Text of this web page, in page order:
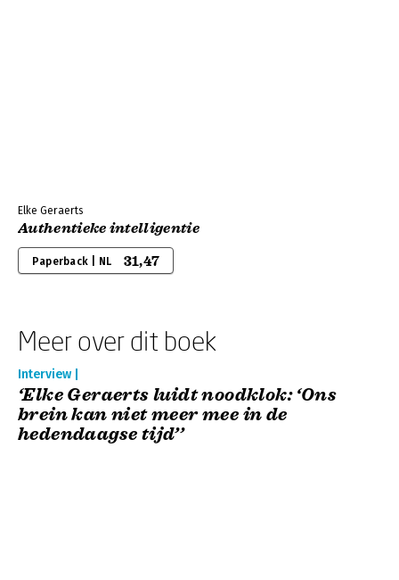
Elke Geraerts
Authentieke intelligentie
Paperback | NL 31,47
Meer over dit boek
Interview |
‘Elke Geraerts luidt noodklok: ‘Ons
brein kan niet meer mee in de
hedendaagse tijd’’